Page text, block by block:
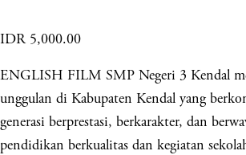
IDR 5,000.00
ENGLISH FILM SMP Negeri 3 Kendal
unggulan di Kabupaten Kendal yang
generasi berprestasi, berkarakter, dan
pendidikan berkualitas dan kegiatan